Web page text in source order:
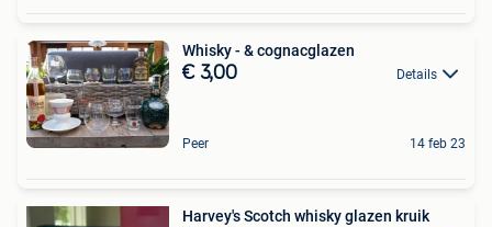
Whisky - & cognacglazen
€ 3,00 Details
Peer 14 feb 23
Harvey's Scotch whisky glazen kruik